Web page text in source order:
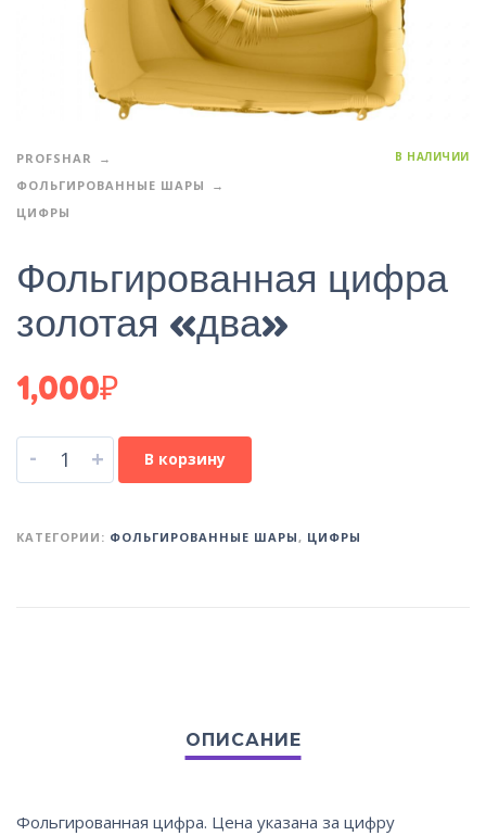
PROFSHAR
ФОЛЬГИРОВАННЫЕ ШАРЫ
ЦИФРЫ
В НАЛИЧИИ
Фольгированная цифра
золотая «два»
1,000₽
- + В корзину
КАТЕГОРИИ: ФОЛЬГИРОВАННЫЕ ШАРЫ, ЦИФРЫ
Фольгированная цифра. Цена указана за цифру